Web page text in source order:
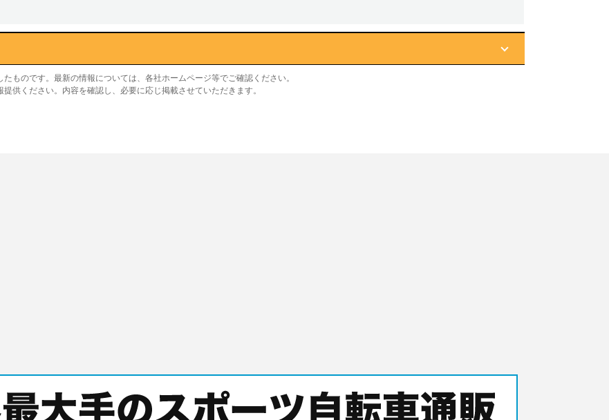
ものです。最新の情報については、各社ホームページ等でご確認ください。
供ください。内容を確認し、必要に応じ掲載させていただきます。